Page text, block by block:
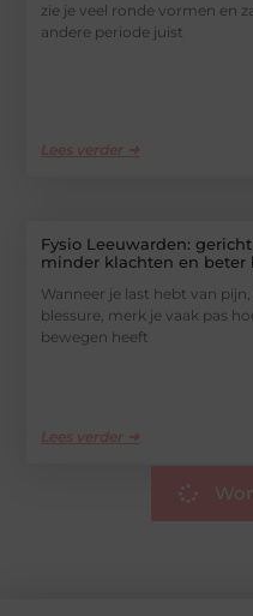
zie je veel ronde vormen en
andere periode juist
Lees verder ➜
Fysio Leeuwarden:
minder klachten en beter
Wanneer je last hebt van
blessure, merk je vaak pas
bewegen heeft
Lees verder ➜